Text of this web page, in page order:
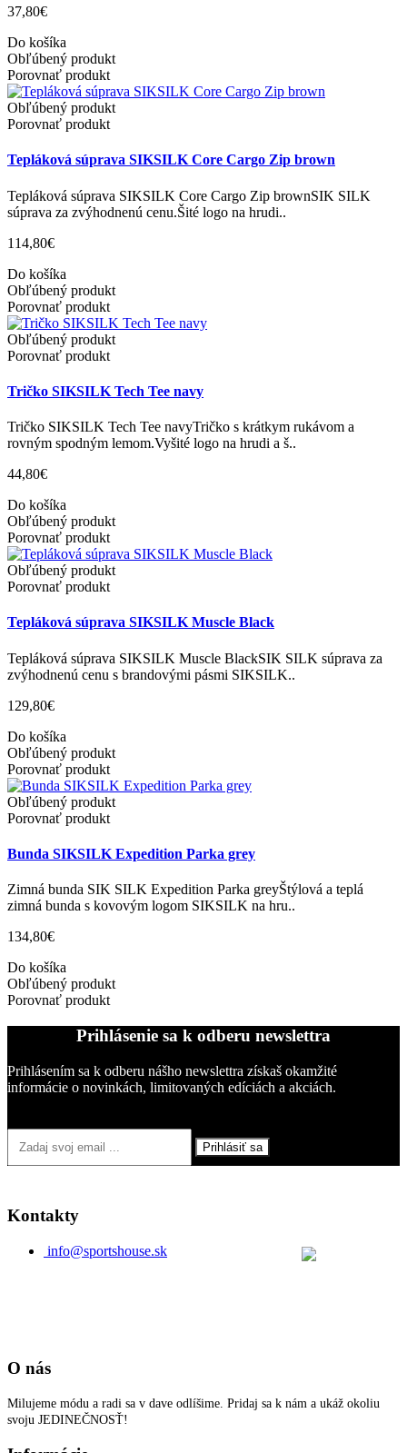
37,80€
Do košíka
Obľúbený produkt
Porovnať produkt
Obľúbený produkt
Porovnať produkt
Tepláková súprava SIKSILK Core Cargo Zip brown
Tepláková súprava SIKSILK Core Cargo Zip brownSIK SILK
súprava za zvýhodnenú cenu.Šité logo na hrudi..
114,80€
Do košíka
Obľúbený produkt
Porovnať produkt
Obľúbený produkt
Porovnať produkt
Tričko SIKSILK Tech Tee navy
Tričko SIKSILK Tech Tee navyTričko s krátkym rukávom a
rovným spodným lemom.Vyšité logo na hrudi a š..
44,80€
Do košíka
Obľúbený produkt
Porovnať produkt
Obľúbený produkt
Porovnať produkt
Tepláková súprava SIKSILK Muscle Black
Tepláková súprava SIKSILK Muscle BlackSIK SILK súprava za
zvýhodnenú cenu s brandovými pásmi SIKSILK..
129,80€
Do košíka
Obľúbený produkt
Porovnať produkt
Obľúbený produkt
Porovnať produkt
Bunda SIKSILK Expedition Parka grey
Zimná bunda SIK SILK Expedition Parka greyŠtýlová a teplá
zimná bunda s kovovým logom SIKSILK na hru..
134,80€
Do košíka
Obľúbený produkt
Porovnať produkt
Prihlásenie sa k odberu newslettra
Prihlásením sa k odberu nášho newslettra získaš okamžité
informácie o novinkách, limitovaných edíciách a akciách.
Prihlásiť sa
Kontakty
info@sportshouse.sk
O nás
Milujeme módu a radi sa v dave odlíšime. Pridaj sa k nám a ukáž okoliu
svoju JEDINEČNOSŤ!